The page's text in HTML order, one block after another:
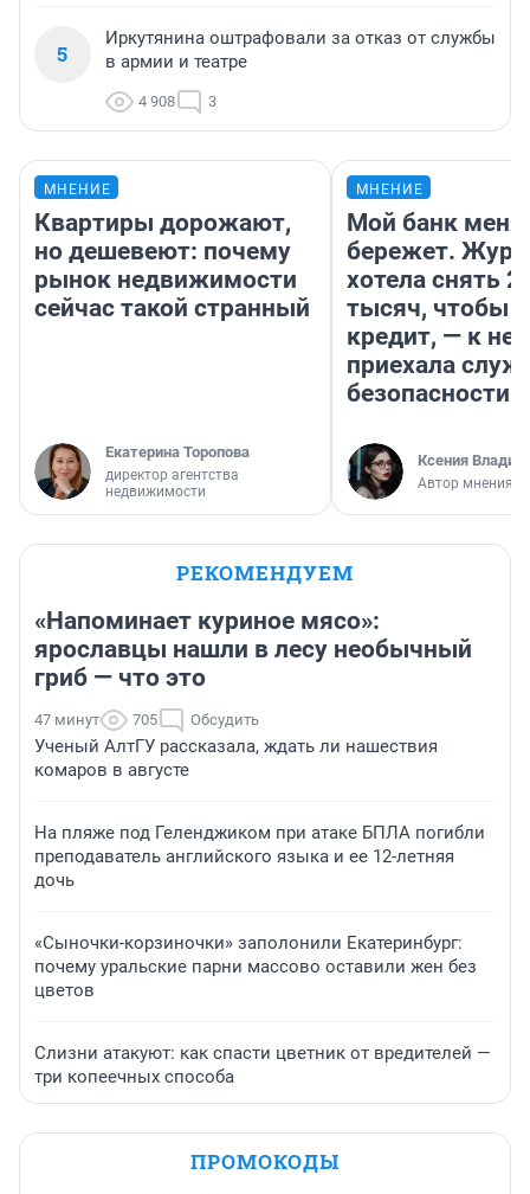
5
Иркутянина оштрафовали за отказ от службы
в армии и театре
4 908 3
МНЕНИЕ
Квартиры дорожают,
но дешевеют: почему
рынок недвижимости
сейчас такой странный
Екатерина Торопова
директор агентства
недвижимости
МНЕНИЕ
Мой банк меня
бережет.
хотела снять
тысяч, чтобы
кредит, — к
приехала
безопасности
Ксения
Автор мнения
РЕКОМЕНДУЕМ
«Напоминает куриное мясо»:
ярославцы нашли в лесу необычный
гриб — что это
47 минут 705 Обсудить
Ученый АлтГУ рассказала, ждать ли нашествия
комаров в августе
На пляже под Геленджиком при атаке БПЛА погибли
преподаватель английского языка и ее 12-летняя
дочь
«Сыночки-корзиночки» заполонили Екатеринбург:
почему уральские парни массово оставили жен без
цветов
Слизни атакуют: как спасти цветник от вредителей —
три копеечных способа
ПРОМОКОДЫ